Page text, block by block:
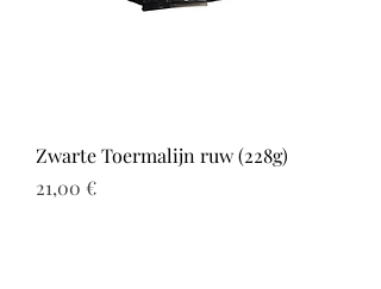
Zwarte Toermalijn ruw (228g)
Prix
21,00 €